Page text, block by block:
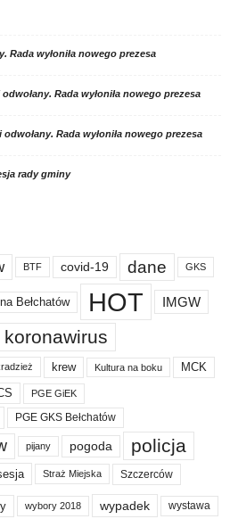
Rada wyłoniła nowego prezesa
Rada wyłoniła nowego prezesa
Rada wyłoniła nowego prezesa
rady gminy
BTF covid-19 dane GKS
Bełchatów HOT IMGW
koronawirus
krew Kultura na boku MCK
PGE GiEK
PGE GKS Bełchatów
pijany pogoda policja
Straż Miejska Szczerców
wybory 2018 wypadek wystawa